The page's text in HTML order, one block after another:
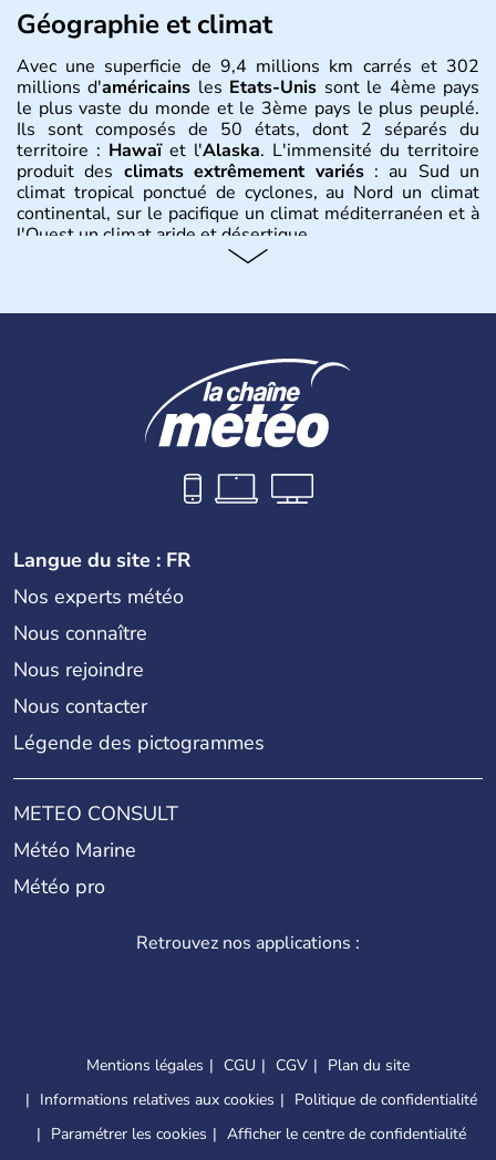
Géographie et climat
Avec une superficie de 9,4 millions km carrés et 302
millions d'américains les Etats-Unis sont le 4ème pays
le plus vaste du monde et le 3ème pays le plus peuplé.
Ils sont composés de 50 états, dont 2 séparés du
territoire : Hawaïet l'Alaska. L'immensité du territoire
produit des climats extrêmement variés: au Sud un
climat tropical ponctué de cyclones, au Nord un climat
continental, sur le pacifique un climat méditerranéen et à
l'Ouest un climat aride et désertique.
Les premiers habitants desEtats-Unis sont arrivés d'Asie
Plusieurs populations se sont succédées avant l'arrivée
des européens, suite à la découverte du continent par
Christophe Colomb en 1492. Les 13 colonies
britanniques proclament la Déclaration d'indépendance
en 1776 et adoptent leur première constitution en 1787.
La conquête de l'Ouest marque ensuite l'entrée dans une
phase de développement intense.
Langue du site : FR
Nos experts météo
Nous connaître
Nous rejoindre
Nous contacter
Légende des pictogrammes
METEO CONSULT
Météo Marine
Météo pro
Retrouvez nos applications :
Mentions légales CGU CGV
Plan du site
Informations relatives aux cookies
Politique de confidentialité
Paramétrer les cookies
Afficher le centre de confidentialité